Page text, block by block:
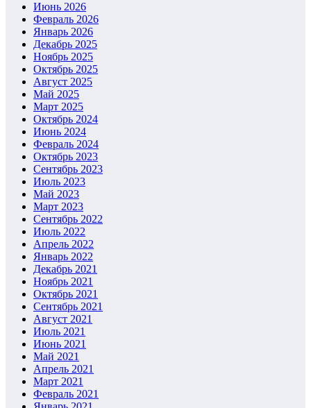
Июнь 2026
Февраль 2026
Январь 2026
Декабрь 2025
Ноябрь 2025
Октябрь 2025
Август 2025
Май 2025
Март 2025
Октябрь 2024
Июнь 2024
Февраль 2024
Октябрь 2023
Сентябрь 2023
Июль 2023
Май 2023
Март 2023
Сентябрь 2022
Июль 2022
Апрель 2022
Январь 2022
Декабрь 2021
Ноябрь 2021
Октябрь 2021
Сентябрь 2021
Август 2021
Июль 2021
Июнь 2021
Май 2021
Апрель 2021
Март 2021
Февраль 2021